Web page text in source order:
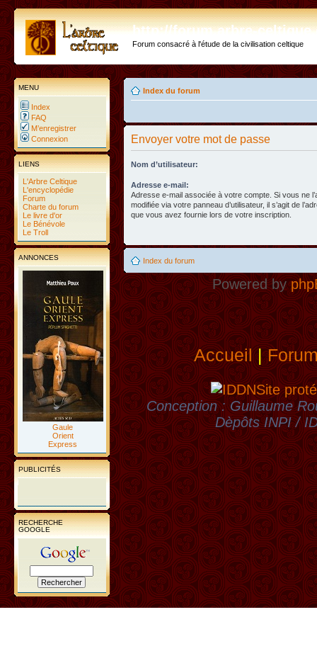
http://forum.arbre-
Forum consacré à l'étude de la civilisation celtique
MENU
Index
FAQ
M’enregistrer
Connexion
LIENS
L'Arbre Celtique
L'encyclopédie
Forum
Charte du forum
Le livre d'or
Le Bénévole
Le Troll
ANNONCES
Gaule
Orient
Express
PUBLICITÉS
RECHERCHE
GOOGLE
Index du forum
Envoyer votre mot de passe
Nom d’utilisateur:
Adresse e-mail:
Adresse e-mail associée à votre compte. Si vous ne
modifiée via votre panneau d’utilisateur, il s’agit de
que vous avez fournie lors de votre inscription.
Index du forum
Powered by
Accueil|
Site
Conception : Guillaume
Dèpôts INPI /